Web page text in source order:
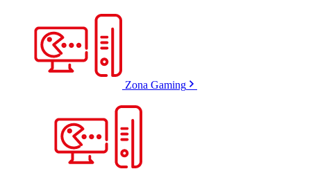
Zona Gaming